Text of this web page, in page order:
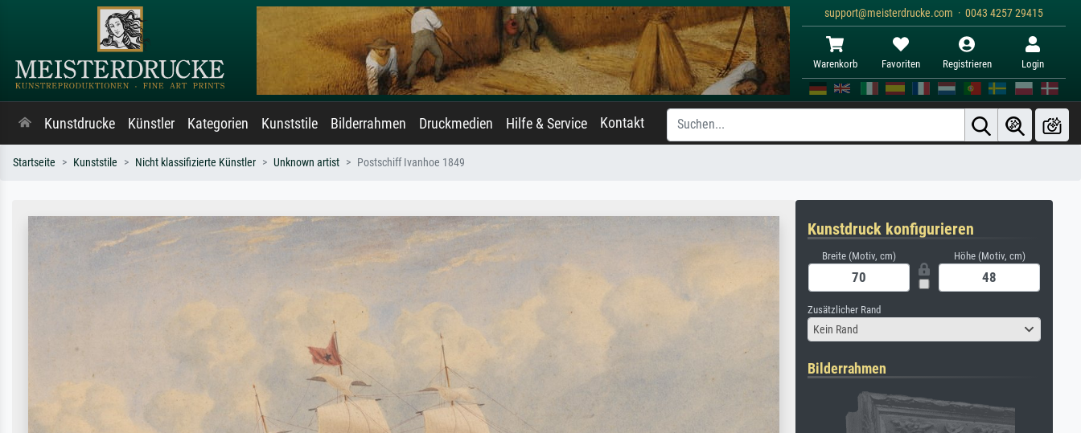
support@meisterdrucke.com · 0043 4257 29415
Warenkorb Favoriten Registrieren Login
Kunstdrucke Künstler Kategorien Kunststile Bilderrahmen Druckmedien Hilfe & Service Kontakt
Startseite Kunststile Nicht klassifizierte Künstler Unknown artist Postschiff Ivanhoe 1849
Kunstdruck konfigurieren
Breite (Motiv, cm) Höhe (Motiv, cm)
Zusätzlicher Rand
Kein Rand
Bilderrahmen